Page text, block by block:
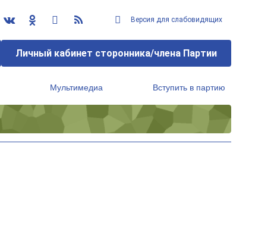
Версия для слабовидящих
Личный кабинет сторонника/члена Партии
Мультимедиа Вступить в партию